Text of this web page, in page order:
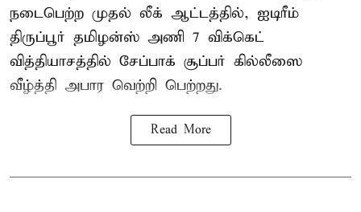
நடைபெற்ற முதல் லீக் ஆட்டத்தில், ஐடிரீம்
திருப்பூர் தமிழன்ஸ் அணி 7 விக்கெட்
வித்தியாசத்தில் சேப்பாக் சூப்பர் கில்லீஸை
வீழ்த்தி அபார வெற்றி பெற்றது.
Read More